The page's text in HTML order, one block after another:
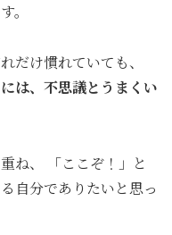
。
だけ慣れていても、
は、不思議とうまくい
ね、 「ここぞ！」と
自分でありたいと思っ